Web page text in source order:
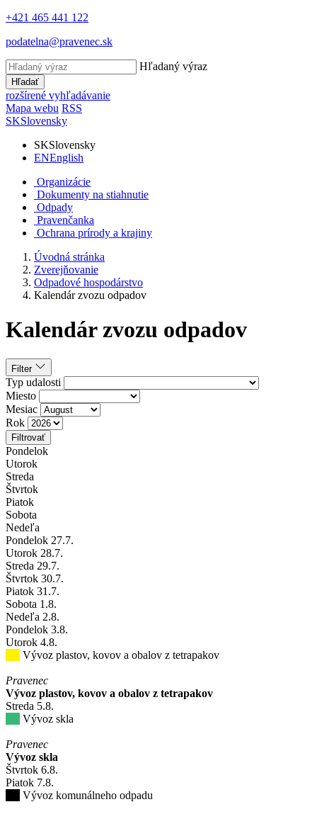
+421 465 441 122
podatelna@pravenec.sk
Hľadaný výraz
Hľadať
rozšírené vyhľadávanie
Mapa webu RSS
SKSlovensky
SKSlovensky
ENEnglish
Organizácie
Dokumenty na stiahnutie
Odpady
Pravenčanka
Ochrana prírody a krajiny
Úvodná stránka
Zverejňovanie
Odpadové hospodárstvo
Kalendár zvozu odpadov
Kalendár zvozu odpadov
Filter
Typ udalosti
Miesto
Mesiac
Rok
Filtrovať
Pondelok
Utorok
Streda
Štvrtok
Piatok
Sobota
Nedeľa
Pondelok 27.7.
Utorok 28.7.
Streda 29.7.
Štvrtok 30.7.
Piatok 31 .7.
Sobota 1 .8.
Nedeľa 2.8.
Pondelok 3.8.
Utorok 4.8.
Vývoz plastov, kovov a obalov z tetrapakov
Pravenec
Vývoz plastov, kovov a obalov z tetrapakov
Streda 5.8.
Vývoz skla
Pravenec
Vývoz skla
Štvrtok 6.8.
Piatok 7.8.
Vývoz komunálneho odpadu